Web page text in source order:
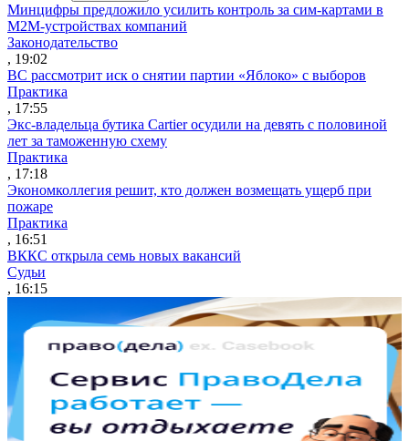
Минцифры предложило усилить контроль за сим-картами в
M2M-устройствах компаний
Законодательство
, 19:02
ВС рассмотрит иск о снятии партии «Яблоко» с выборов
Практика
, 17:55
Экс-владельца бутика Cartier осудили на девять с половиной
лет за таможенную схему
Практика
, 17:18
Экономколлегия решит, кто должен возмещать ущерб при
пожаре
Практика
, 16:51
ВККС открыла семь новых вакансий
Судьи
, 16:15